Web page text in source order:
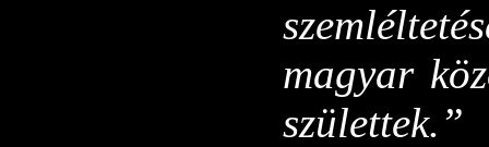
magyar
születtek.”